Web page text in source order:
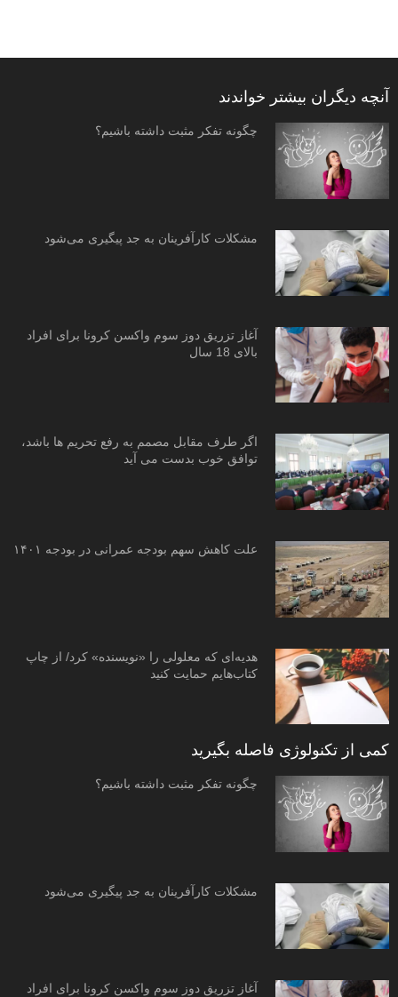
آنچه دیگران بیشتر خواندند
چگونه تفکر مثبت داشته باشیم؟
مشکلات کارآفرینان به جد پیگیری می‌شود
آغاز تزریق دوز سوم واکسن کرونا برای افراد
بالای 18 سال
اگر طرف مقابل مصمم به رفع تحریم ها باشد،
توافق خوب بدست می آید
علت کاهش سهم بودجه عمرانی در بودجه ۱۴۰۱
هدیه‌ای که معلولی را «نویسنده» کرد/ از چاپ
کتاب‌هایم حمایت کنید
کمی از تکنولوژی فاصله بگیرید
چگونه تفکر مثبت داشته باشیم؟
مشکلات کارآفرینان به جد پیگیری می‌شود
آغاز تزریق دوز سوم واکسن کرونا برای افراد